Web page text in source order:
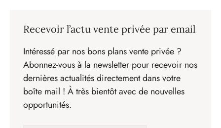
Recevoir l’actu vente privée par email
Intéressé par nos bons plans vente privée ?
Abonnez-vous à la newsletter pour recevoir nos
dernières actualités directement dans votre
boîte mail ! À très bientôt avec de nouvelles
opportunités.